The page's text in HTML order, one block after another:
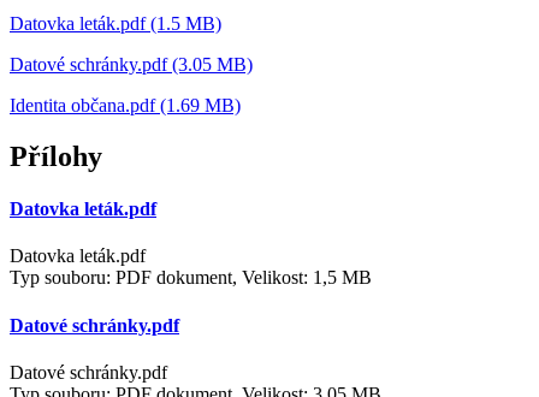
Datovka leták.pdf (1.5 MB)
Datové schránky.pdf (3.05 MB)
Identita občana.pdf (1.69 MB)
Přílohy
Datovka leták.pdf
Datovka leták.pdf
Typ souboru: PDF dokument, Velikost: 1,5 MB
Datové schránky.pdf
Datové schránky.pdf